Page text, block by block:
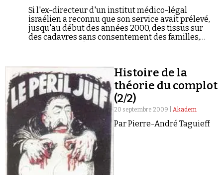
Si l'ex-directeur d'un institut médico-légal
israélien a reconnu que son service avait prélevé,
jusqu'au début des années 2000, des tissus sur
des cadavres sans consentement des familles,
juridiquement. Cela ne corrobore en rien la
rumeur selon laquelle des Palestiniens auraient
été tués dans le but de récupérer leurs organes.
Histoire de la
théorie du complot
(2/2)
20 septembre 2009 | Akadem
Par Pierre-André Taguieff